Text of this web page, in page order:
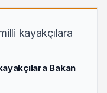
Bakan